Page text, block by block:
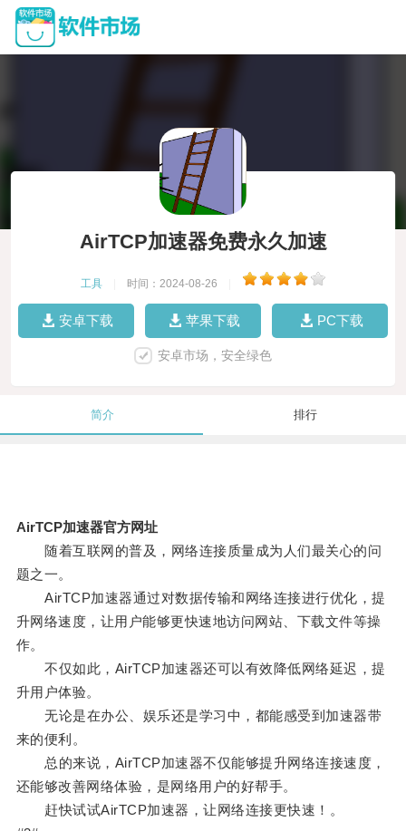
AirTCP加速器免费永久加速
工具 时间：2024-08-26
安卓下载 苹果下载 PC下载
安卓市场，安全绿色
简介 排行
AirTCP加速器官方网址
随着互联网的普及，网络连接质量成为人们最关心的问
题之一。
AirTCP加速器通过对数据传输和网络连接进行优化，提
升网络速度，让用户能够更快速地访问网站、下载文件等操
作。
不仅如此，AirTCP加速器还可以有效降低网络延迟，提
升用户体验。
无论是在办公、娱乐还是学习中，都能感受到加速器带
来的便利。
总的来说，AirTCP加速器不仅能够提升网络连接速度，
还能够改善网络体验，是网络用户的好帮手。
赶快试试AirTCP加速器，让网络连接更快速！。